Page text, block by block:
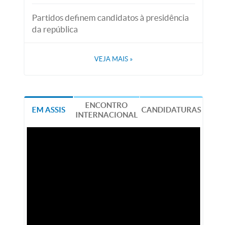
Partidos definem candidatos à presidência
da república
VEJA MAIS »
EM ASSIS
ENCONTRO
INTERNACIONAL
CANDIDATURAS